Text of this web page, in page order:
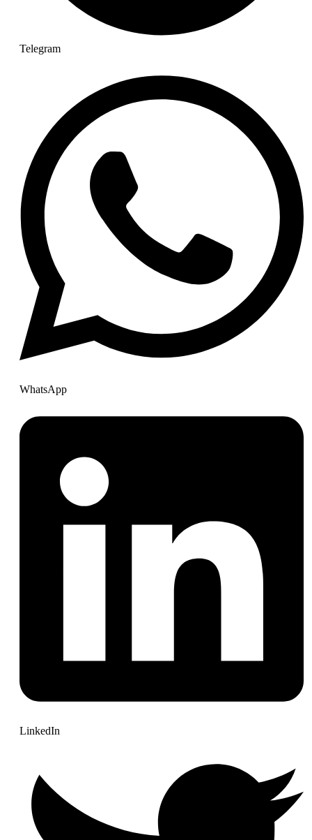
Telegram
WhatsApp
LinkedIn